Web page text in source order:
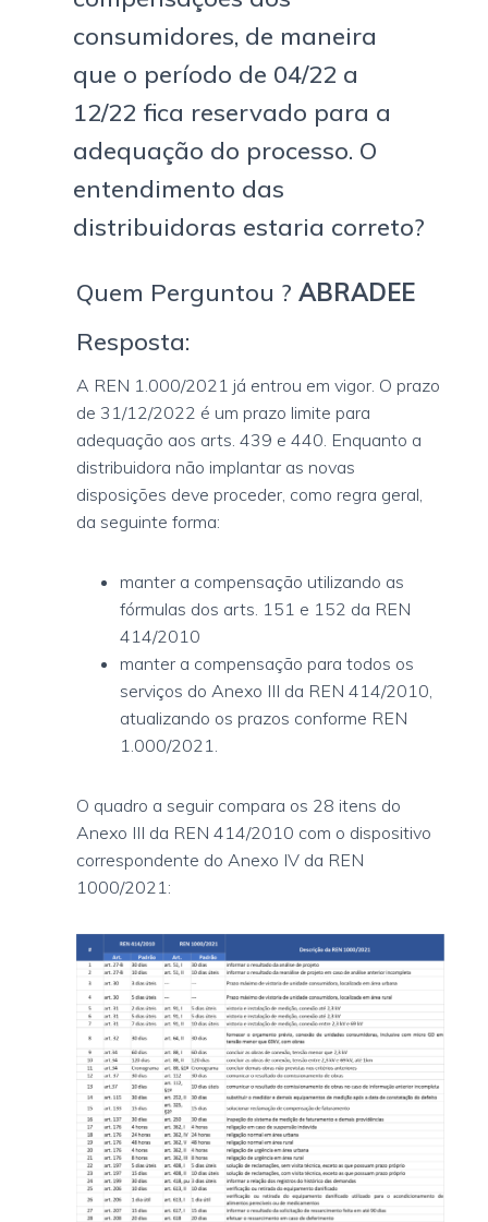
consumidores, de maneira
que o período de 04/22 a
12/22 fica reservado para a
adequação do processo. O
entendimento das
distribuidoras estaria correto?
Quem Perguntou ? ABRADEE
Resposta:
A REN 1.000/2021 já entrou em vigor. O prazo
de 31/12/2022 é um prazo limite para
adequação aos arts. 439 e 440. Enquanto a
distribuidora não implantar as novas
disposições deve proceder, como regra geral,
da seguinte forma:
manter a compensação utilizando as
fórmulas dos arts. 151 e 152 da REN
414/2010
manter a compensação para todos os
serviços do Anexo III da REN 414/2010,
atualizando os prazos conforme REN
1.000/2021.
O quadro a seguir compara os 28 itens do
Anexo III da REN 414/2010 com o dispositivo
correspondente do Anexo IV da REN
1000/2021: